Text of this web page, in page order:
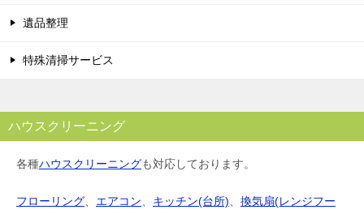
遺品整理
特殊清掃サービス
ハウスクリーニング
各種ハウスクリーニングも対応しております。
フローリング、 エアコン、 キッチン(台所)、 換気扇(レンジフー